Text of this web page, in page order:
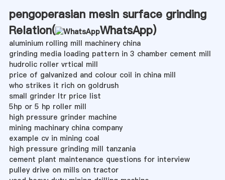
pengoperasian mesin surface grinding
Relation(
WhatsApp)
aluminium rolling mill machinery china
grinding media loading pattern in 3 chamber cement mill
hudrolic roller vrtical mill
price of galvanized and colour coil in china mill
who strikes it rich on goldrush
small grinder ltr price list
5hp or 5 hp roller mill
high pressure grinder machine
mining machinary china company
example cv in mining coal
high pressure grinding mill tanzania
cement plant maintenance questions for interview
pulley drive on mills on tractor